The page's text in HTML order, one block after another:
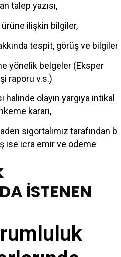
talep yazısı,
ilişkin bilgiler,
tespit, görüş ve bilgileri,
yönelik belgeler (Eksper
raporu v.s.)
halinde olayın yargıya intikal
kararı,
sigortalımız tarafından
ise icra emir ve ödeme
İSTENEN